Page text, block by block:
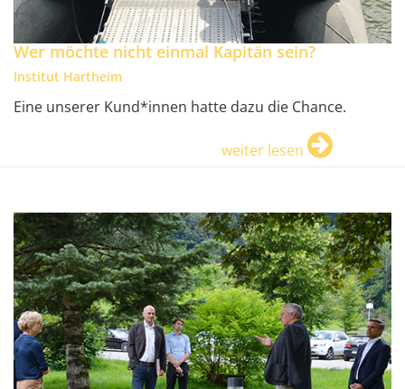
Wer möchte nicht einmal Kapitän sein?
Institut Hartheim
Eine unserer Kund*innen hatte dazu die Chance.
weiter lesen